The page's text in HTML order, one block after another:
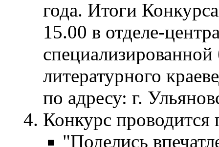
года. Итоги
15.00 в отделе-
литературного
по адресу: г.
Конкурс
"Поделись